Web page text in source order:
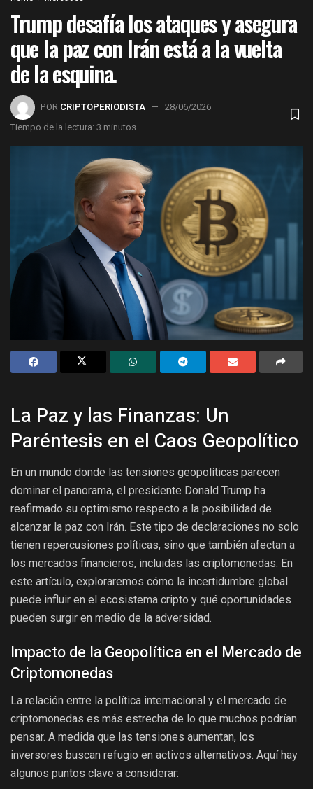
Trump desafía los ataques y asegura
que la paz con Irán está a la vuelta
de la esquina.
POR CRIPTOPERIODISTA
28/06/2026
Tiempo de la lectura: 3 minutos
La Paz y las Finanzas: Un
Paréntesis en el Caos Geopolítico
En un mundo donde las tensiones geopolíticas parecen
dominar el panorama, el presidente Donald Trump ha
reafirmado su optimismo respecto a la posibilidad de
alcanzar la paz con Irán. Este tipo de declaraciones no solo
tienen repercusiones políticas, sino que también afectan a
los mercados financieros, incluidas las criptomonedas. En
este artículo, exploraremos cómo la incertidumbre global
puede influir en el ecosistema cripto y qué oportunidades
pueden surgir en medio de la adversidad.
Impacto de la Geopolítica en el Mercado de
Criptomonedas
La relación entre la política internacional y el mercado de
criptomonedas es más estrecha de lo que muchos podrían
pensar. A medida que las tensiones aumentan, los
inversores buscan refugio en activos alternativos. Aquí hay
algunos puntos clave a considerar: